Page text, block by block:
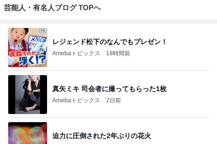
芸能人・有名人ブログ TOPへ
レジェンド松下のなんでもプレゼン！
Amebaトピックス 18時間前
真矢ミキ 司会者に撮ってもらった1枚
Amebaトピックス 2日前
迫力に圧倒された2年ぶりの花火